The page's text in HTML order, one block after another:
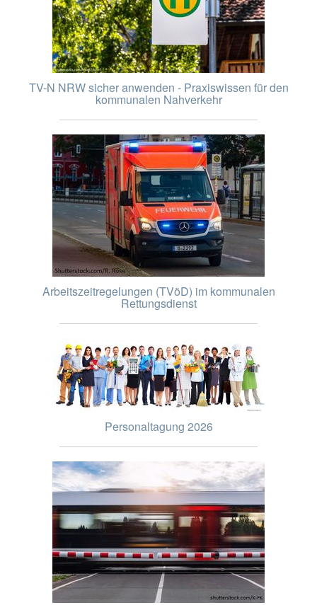
TV-N NRW sicher anwenden - Praxiswissen für den
kommunalen Nahverkehr
Arbeitszeitregelungen (TVöD) im kommunalen
Rettungsdienst
Personaltagung 2026